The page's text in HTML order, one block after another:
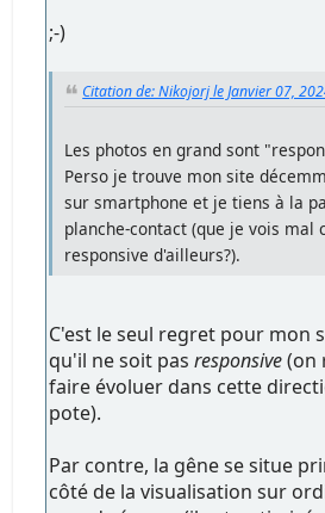
;-)
Citation de: Nikojorj le Janvier 07,
Les photos en grand sont
Perso je trouve mon site
sur smartphone et je tiens à la
planche-contact (que je vois mal
responsive d'ailleurs?).
C'est le seul regret pour mon
qu'il ne soit pasresponsive(on
faire évoluer dans cette
pote).
Par contre, la gêne se situe
côté de la visualisation sur